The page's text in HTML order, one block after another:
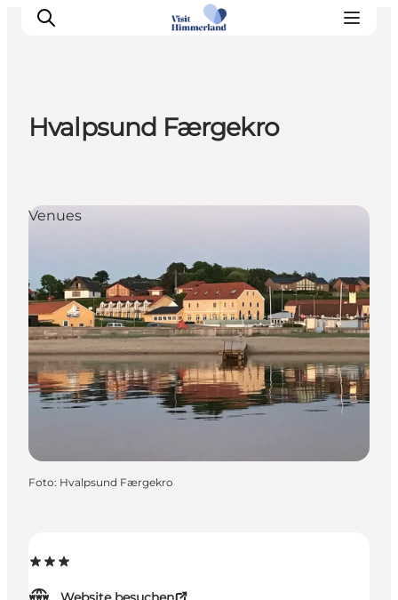
Städte und Orte
Das passiert
Praktische Informationen
Hvalpsund Færgekro
Venues
Foto: Hvalpsund Færgekro